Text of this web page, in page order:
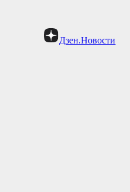
Дзен.Новости